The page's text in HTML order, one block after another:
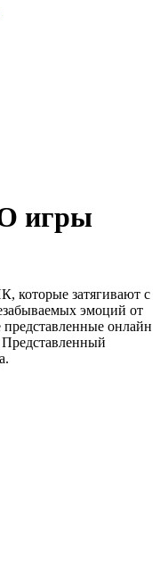
игры
которые затягивают с
эмоций от
онлайн